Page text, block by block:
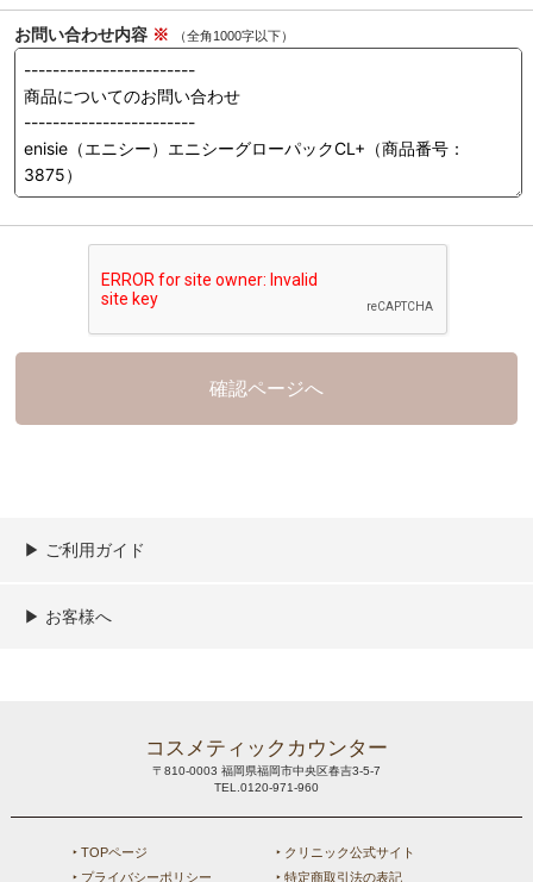
お問い合わせ内容 ※ （全角1000字以下）
▶︎ ご利用ガイド
ご利用ガイド
決済／配送／送料について
取り扱い商品一覧
顧客情報の取扱について
特定商取引法の表記
▶︎ お客様へ
コスメティックカウンター
〒810-0003 福岡県福岡市中央区春吉3-5-7
TEL.0120-971-960
‣ TOPページ
‣ クリニック公式サイト
‣ プライバシーポリシー
‣ 特定商取引法の表記